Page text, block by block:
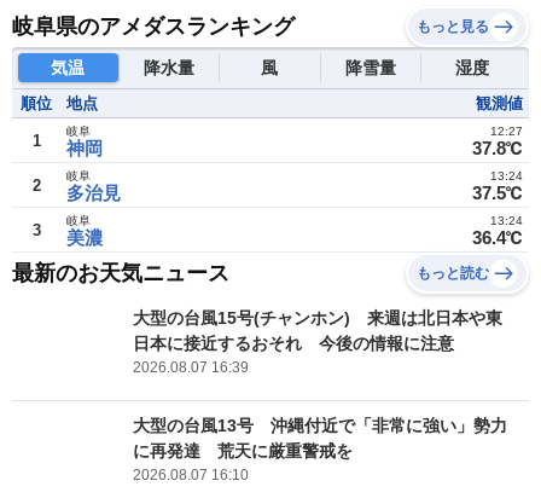
岐阜県のアメダスランキング もっと見る
気温 降水量 風 降雪量 湿度
順位 地点 観測値
1 神岡
岐阜
37.8℃
12:27
2 多治見
岐阜
37.5℃
13:24
3 美濃
岐阜
36.4℃
13:24
最新のお天気ニュース もっと読む
大型の台風15号(チャンホン) 来週は北日本や東
日本に接近するおそれ 今後の情報に注意
2026.08.07 16:39
大型の台風13号 沖縄付近で「非常に強い」勢力
に再発達 荒天に厳重警戒を
2026.08.07 16:10